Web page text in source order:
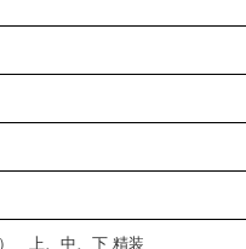
上、中、下 精装